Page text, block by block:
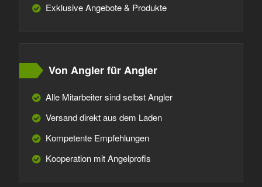
Exklusive Angebote & Produkte
Von Angler für Angler
Alle Mitarbeiter sind selbst Angler
Versand direkt aus dem Laden
Kompetente Empfehlungen
Kooperation mit Angelprofis